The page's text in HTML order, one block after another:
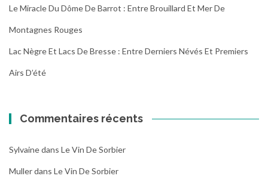
Le Miracle Du Dôme De Barrot : Entre Brouillard Et Mer De
Montagnes Rouges
Lac Nègre Et Lacs De Bresse : Entre Derniers Névés Et Premiers
Airs D’été
Commentaires récents
Sylvainedans Le Vin De Sorbier
Mullerdans Le Vin De Sorbier